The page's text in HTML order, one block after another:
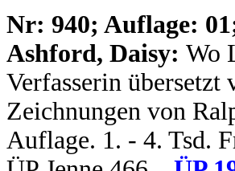
Nr: 940; Auflage:
Ashford, Daisy: Wo
Verfasserin
Zeichnungen von
Auflage. 1. - 4. Tsd.